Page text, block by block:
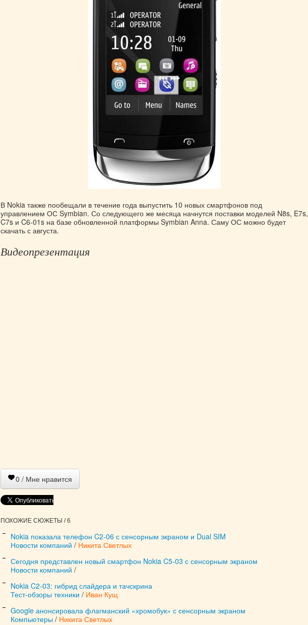
В Nokia также пообещали в течение года выпустить 10 новых смартфонов под
управлением ОС Symbian. Со следующего же месяца начнутся поставки моделей N8s, E7s,
C7s и C6-01s на базе обновленной платформы Symbian Anna. Саму ОС можно будет
скачать с августа.
Видеопрезентация
0 / Мне нравится
ПОХОЖИЕ СЮЖЕТЫ / 6
Nokia показала телефон C2-06 с сенсорным экраном и Dual SIM
Новости компаний / Никита Светлых
Сегодня представлен новый смартфон Nokia C5-03 с сенсорным экраном
Новости компаний /
Nokia C2-03: гибрид слайдера и тачскрина
Тест-обзоры техники / Иван Кущ
Google анонсировала флагманский «хромобук» с сенсорным экраном
Компьютеры / Никита Светлых